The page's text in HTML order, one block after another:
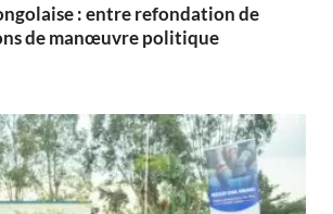
: entre refondation de
de manœuvre politique